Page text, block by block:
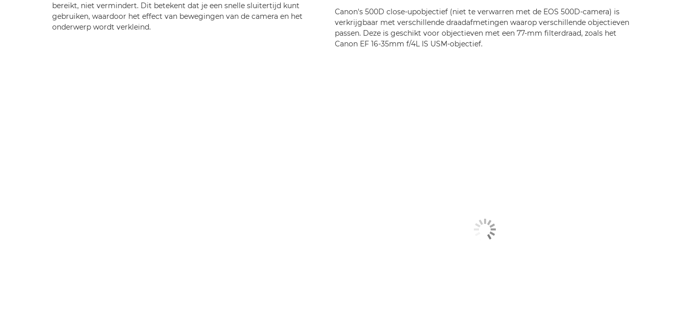
bereikt, niet vermindert. Dit betekent dat je een snelle sluitertijd kunt
gebruiken, waardoor het effect van bewegingen van de camera en het
onderwerp wordt verkleind.
Canon's 500D close-upobjectief (niet te verwarren met de EOS 500D-camera) is
verkrijgbaar met verschillende draadafmetingen waarop verschillende objectieven
passen. Deze is geschikt voor objectieven met een 77-mm filterdraad, zoals het
Canon EF 16-35mm f/4L IS USM-objectief.